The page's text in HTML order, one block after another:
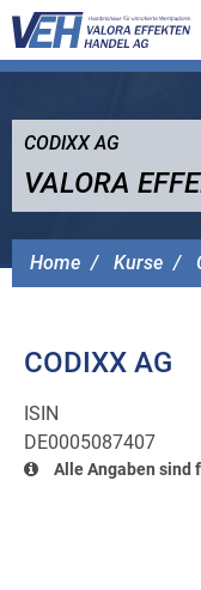
Home Kurse
CODIXX AG
VALORA
CODIXX AG
ISIN
DE0005087407
Alle Angaben sind